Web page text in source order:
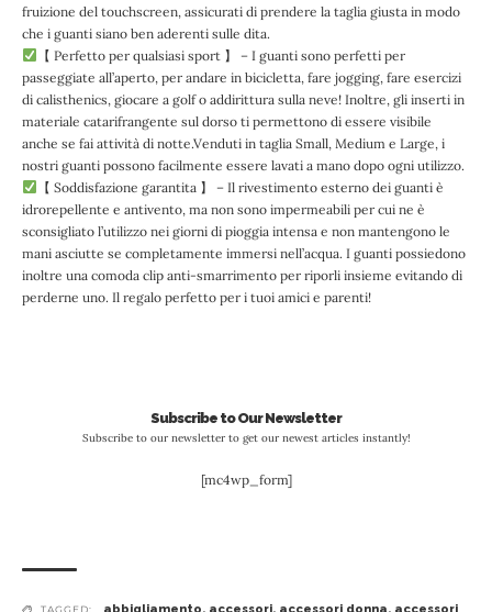
fruizione del touchscreen, assicurati di prendere la taglia giusta in modo
che i guanti siano ben aderenti sulle dita.
【 Perfetto per qualsiasi sport 】 – I guanti sono perfetti per
passeggiate all’aperto, per andare in bicicletta, fare jogging, fare esercizi
di calisthenics, giocare a golf o addirittura sulla neve! Inoltre, gli inserti in
materiale catarifrangente sul dorso ti permettono di essere visibile
anche se fai attività di notte.Venduti in taglia Small, Medium e Large, i
nostri guanti possono facilmente essere lavati a mano dopo ogni utilizzo.
【 Soddisfazione garantita 】 – Il rivestimento esterno dei guanti è
idrorepellente e antivento, ma non sono impermeabili per cui ne è
sconsigliato l’utilizzo nei giorni di pioggia intensa e non mantengono le
mani asciutte se completamente immersi nell’acqua. I guanti possiedono
inoltre una comoda clip anti-smarrimento per riporli insieme evitando di
perderne uno. Il regalo perfetto per i tuoi amici e parenti!
Subscribe to Our Newsletter
Subscribe to our newsletter to get our newest articles instantly!
[mc4wp_form]
TAGGED: